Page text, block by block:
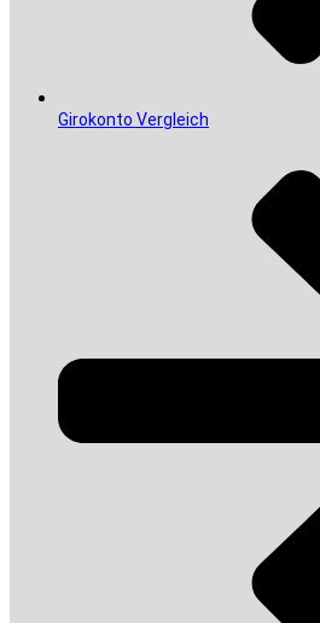
Girokonto Vergleich